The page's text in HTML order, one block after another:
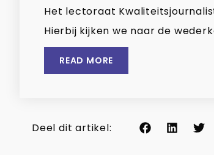
Het lectoraat
Hierbij kijken we naar de
READ MORE
Deel dit artikel: